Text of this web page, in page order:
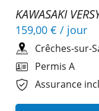
KAWASAKI
159,00 € / jour
Crêches-sur-
Permis A
Assurance